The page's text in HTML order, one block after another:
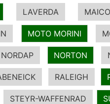
LAVERDA MAICO
MOTO MORINI
NORDAP NORTON
RALEIGH
STEYR-WAFFENRAD